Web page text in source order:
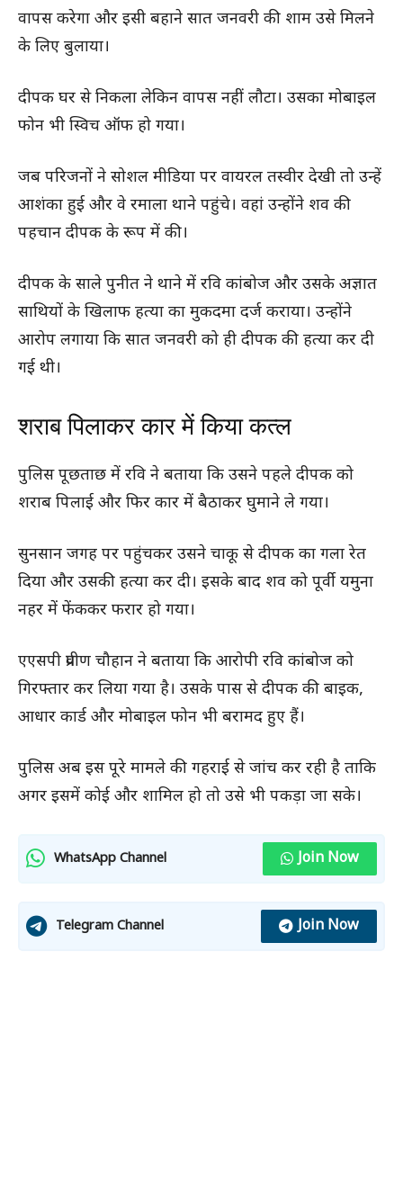
वापस करेगा और इसी बहाने सात जनवरी की शाम उसे मिलने
के लिए बुलाया।
दीपक घर से निकला लेकिन वापस नहीं लौटा। उसका मोबाइल
फोन भी स्विच ऑफ हो गया।
जब परिजनों ने सोशल मीडिया पर वायरल तस्वीर देखी तो उन्हें
आशंका हुई और वे रमाला थाने पहुंचे। वहां उन्होंने शव की
पहचान दीपक के रूप में की।
दीपक के साले पुनीत ने थाने में रवि कांबोज और उसके अज्ञात
साथियों के खिलाफ हत्या का मुकदमा दर्ज कराया। उन्होंने
आरोप लगाया कि सात जनवरी को ही दीपक की हत्या कर दी
गई थी।
शराब पिलाकर कार में किया कत्ल
पुलिस पूछताछ में रवि ने बताया कि उसने पहले दीपक को
शराब पिलाई और फिर कार में बैठाकर घुमाने ले गया।
सुनसान जगह पर पहुंचकर उसने चाकू से दीपक का गला रेत
दिया और उसकी हत्या कर दी। इसके बाद शव को पूर्वी यमुना
नहर में फेंककर फरार हो गया।
एएसपी प्रवीण चौहान ने बताया कि आरोपी रवि कांबोज को
गिरफ्तार कर लिया गया है। उसके पास से दीपक की बाइक,
आधार कार्ड और मोबाइल फोन भी बरामद हुए हैं।
पुलिस अब इस पूरे मामले की गहराई से जांच कर रही है ताकि
अगर इसमें कोई और शामिल हो तो उसे भी पकड़ा जा सके।
WhatsApp Channel Join Now
Telegram Channel Join Now